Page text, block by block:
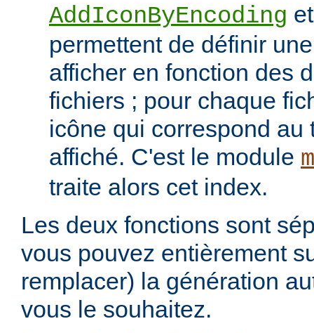
AddIconByEncoding
permettent de définir
afficher en fonction des
fichiers ; pour chaque
icône qui correspond au
affiché. C'est le module
traite alors cet index.
Les deux fonctions sont
vous pouvez entièrement
remplacer) la génération
vous le souhaitez.